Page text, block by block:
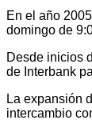
En el año
domingo de
Desde inicios
de Interbank
La expansión
intercambio